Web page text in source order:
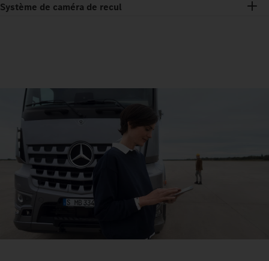
Système de caméra de recul